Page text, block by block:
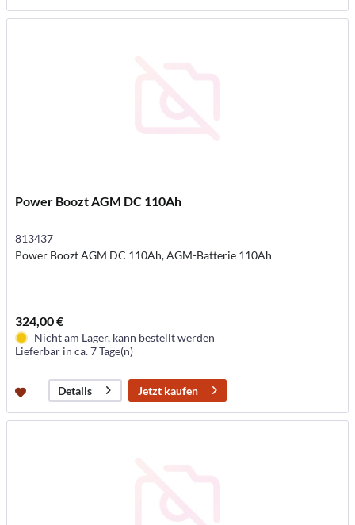
Power Boozt AGM DC 110Ah
813437
Power Boozt AGM DC 110Ah, AGM-Batterie 110Ah
324,00 €
Nicht am Lager, kann bestellt werden
Lieferbar in ca. 7 Tage(n)
Details Jetzt kaufen